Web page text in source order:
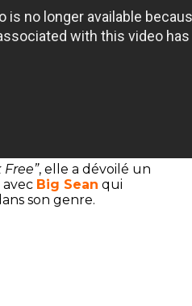
Free”, elle a dévoilé un
avec Big Sean qui
son genre.